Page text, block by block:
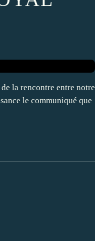
la rencontre entre notre
le communiqué que